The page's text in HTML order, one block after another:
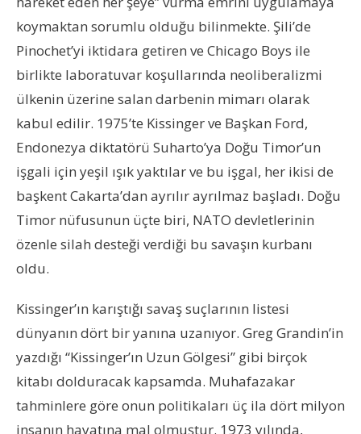
koymaktan sorumlu olduğu bilinmekte. Şili’de
Pinochet’yi iktidara getiren ve Chicago Boys ile
birlikte laboratuvar koşullarında neoliberalizmi
ülkenin üzerine salan darbenin mimarı olarak
kabul edilir. 1975’te Kissinger ve Başkan Ford,
Endonezya diktatörü Suharto’ya Doğu Timor’un
işgali için yeşil ışık yaktılar ve bu işgal, her ikisi de
başkent Cakarta’dan ayrılır ayrılmaz başladı. Doğu
Timor nüfusunun üçte biri, NATO devletlerinin
özenle silah desteği verdiği bu savaşın kurbanı
oldu.
Kissinger’ın karıştığı savaş suçlarının listesi
dünyanın dört bir yanına uzanıyor. Greg Grandin’in
yazdığı “Kissinger’ın Uzun Gölgesi” gibi birçok
kitabı dolduracak kapsamda. Muhafazakar
tahminlere göre onun politikaları üç ila dört milyon
insanın hayatına mal olmuştur. 1973 yılında,